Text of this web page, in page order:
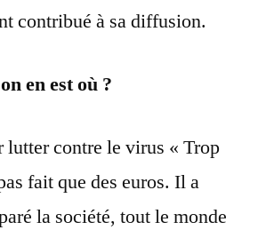
contribué à sa diffusion.
en est où ?
lutter contre le virus « Trop
fait que des euros. Il a
la société, tout le monde